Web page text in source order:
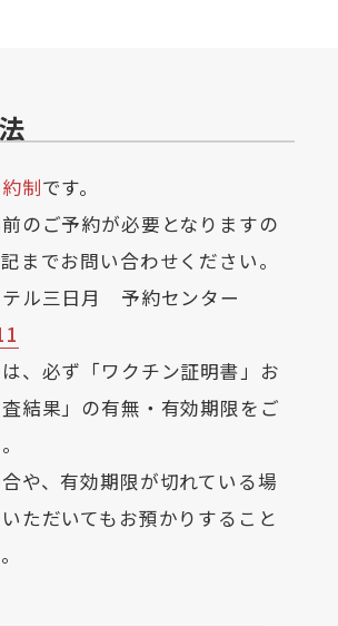
制です。
のご予約が必要となりますの
までお問い合わせください。
テル三日月 予約センター
、必ず「ワクチン証明書」お
結果」の有無・有効期限をご
や、有効期限が切れている場
ただいてもお預かりすること